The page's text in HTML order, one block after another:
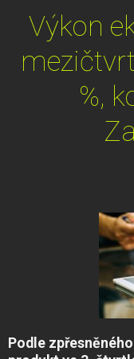
Výkon
%,
Podle